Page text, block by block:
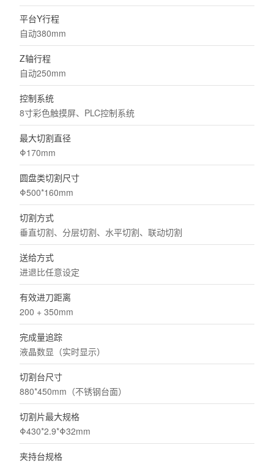
平台Y行程
自动380mm
Z轴行程
自动250mm
控制系统
8寸彩色触摸屏、PLC控制系统
最大切割直径
Φ170mm
圆盘类切割尺寸
Φ500*160mm
切割方式
垂直切割、分层切割、水平切割、联动切割
送给方式
进退比任意设定
有效进刀距离
200 + 350mm
完成量追踪
液晶数显（实时显示）
切割台尺寸
880*450mm（不锈钢台面）
切割片最大规格
Φ430*2.9*Φ32mm
夹持台规格